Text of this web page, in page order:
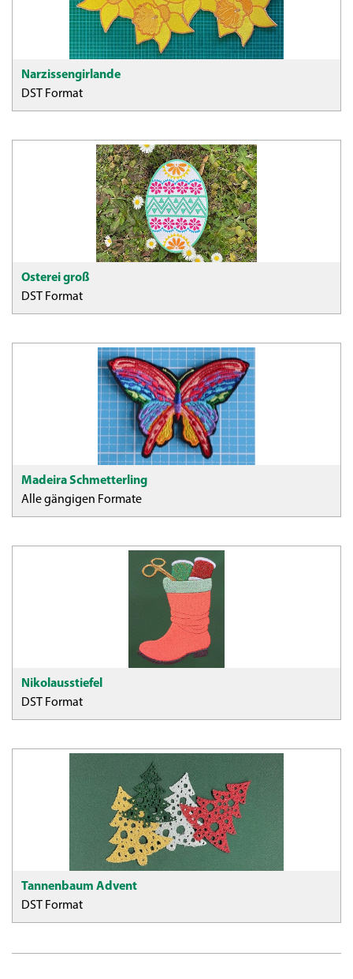
Narzissengirlande
DST Format
Osterei groß
DST Format
Madeira Schmetterling
Alle gängigen Formate
Nikolausstiefel
DST Format
Tannenbaum Advent
DST Format